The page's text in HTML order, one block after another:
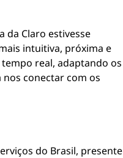
da Claro estivesse
intuitiva, próxima e
real, adaptando os
conectar com os
do Brasil, presente